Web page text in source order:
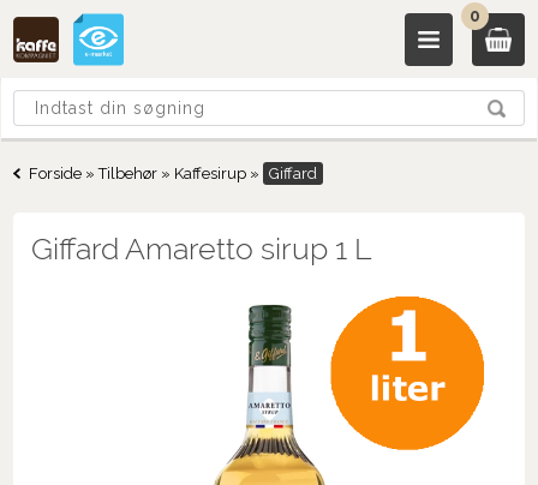
0
Forside »Tilbehør » Kaffesirup » Giffard
Giffard Amaretto sirup 1 L